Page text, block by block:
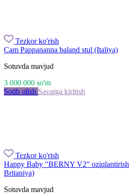
Tezkor ko'rish
Cam Pappananna baland stul (Italiya)
Sotuvda mavjud
3 000 000 so'm
Sotib olish Savatga kiritish
Tezkor ko'rish
Happy Baby "BERNY V2"
Britaniya)
Sotuvda mavjud